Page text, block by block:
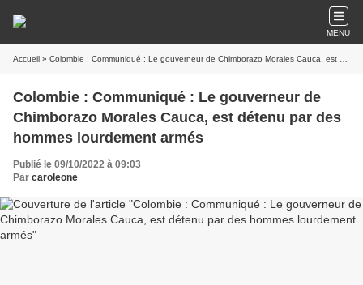
MENU
Accueil » Colombie : Communiqué : Le gouverneur de Chimborazo Morales Cauca, est détenu par des hommes lourdement armés
Colombie : Communiqué : Le gouverneur de
Chimborazo Morales Cauca, est détenu par des
hommes lourdement armés
Publié le 09/10/2022 à 09:03
Par caroleone